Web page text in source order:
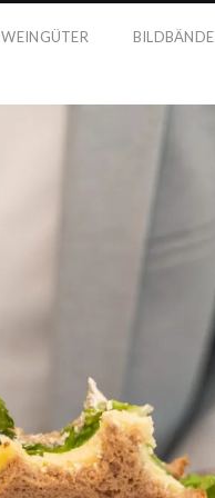
WEINGÜTER BILDBÄNDE